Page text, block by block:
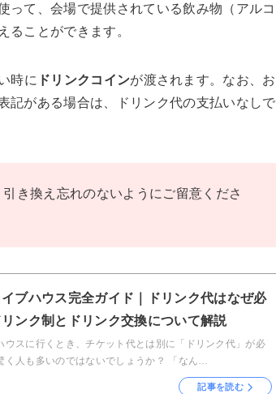
って、会場で提供されている飲み物（アルコ
ることができます。
時に ドリンクコインが渡されます。なお、お
記がある場合は、ドリンク代の支払いなしで
引き換え忘れのないようにご留意くださ
ブハウス完全ガイド｜ドリンク代はなぜ必
ンク制とドリンク交換について解説
ウスに行くとき、チケット代とは別に「ドリンク代」が必
く人も多いのではないでしょうか？ 「なん…
記事を読む